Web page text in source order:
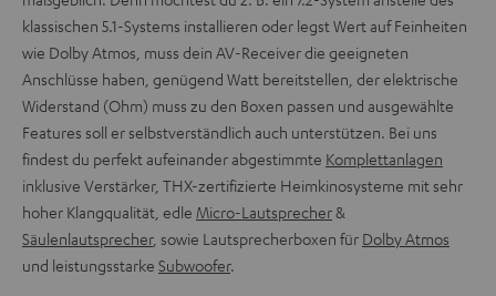
klassischen 5.1-Systems installieren oder legst Wert auf Feinheiten
wie Dolby Atmos, muss dein AV-Receiver die geeigneten
Anschlüsse haben, genügend Watt bereitstellen, der elektrische
Widerstand (Ohm) muss zu den Boxen passen und ausgewählte
Features soll er selbstverständlich auch unterstützen. Bei uns
findest du perfekt aufeinander abgestimmte Komplettanlagen
inklusive Verstärker, THX-zertifizierte Heimkinosysteme mit sehr
hoher Klangqualität, edle Micro-Lautsprecher&
Säulenlautsprecher, sowie Lautsprecherboxen für Dolby Atmos
und leistungsstarke Subwoofer.